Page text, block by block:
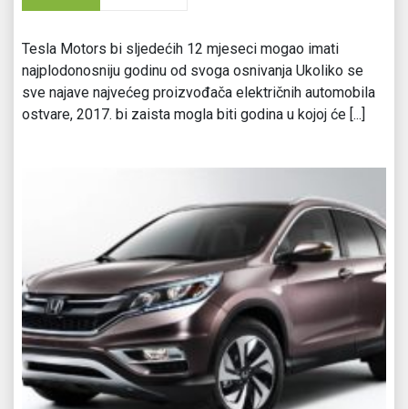
Tesla Motors bi sljedećih 12 mjeseci mogao imati
najplodonosniju godinu od svoga osnivanja Ukoliko se
sve najave najvećeg proizvođača električnih automobila
ostvare, 2017. bi zaista mogla biti godina u kojoj će [...]